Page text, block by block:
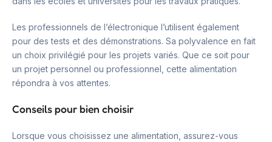
Les professionnels de l’électronique l’utilisent également
pour des tests et des démonstrations. Sa polyvalence en fait
un choix privilégié pour les projets variés. Que ce soit pour
un projet personnel ou professionnel, cette alimentation
répondra à vos attentes.
Conseils pour bien choisir
Lorsque vous choisissez une alimentation, assurez-vous